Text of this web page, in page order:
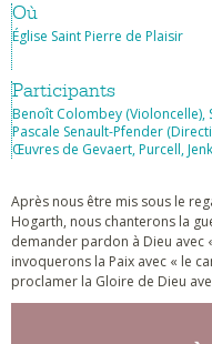
Où
Église Saint Pierre de Plaisir
Participants
Benoît Colombey (Violoncelle),
Pascale Senault-Pfender
Œuvres de Gevaert, Purcell,
Après nous être mis sous le
Hogarth, nous chanterons la
demander pardon à Dieu avec
invoquerons la Paix avec « le
proclamer la Gloire de Dieu